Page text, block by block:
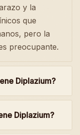
y la
que
pero la
preocupante.
Diplazium?
Diplazium?